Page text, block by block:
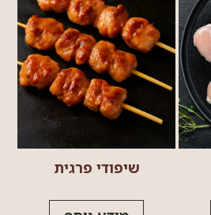
שיפודי פרגית